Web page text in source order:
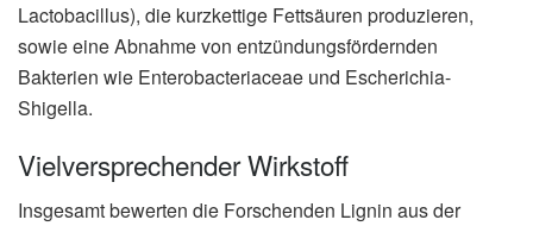
Lactobacillus), die kurzkettige Fettsäuren produzieren,
sowie eine Abnahme von entzündungsfördernden
Bakterien wie Enterobacteriaceae und Escherichia-
Shigella.
Vielversprechender Wirkstoff
Insgesamt bewerten die Forschenden Lignin aus der